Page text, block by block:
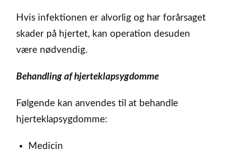
Hvis infektionen er alvorlig og har forårsaget
skader på hjertet, kan operation desuden
være nødvendig.
Behandling af hjerteklapsygdomme
Følgende kan anvendes til at behandle
hjerteklapsygdomme:
Medicin